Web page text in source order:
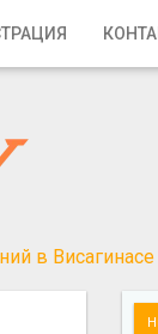
в Висагинасе